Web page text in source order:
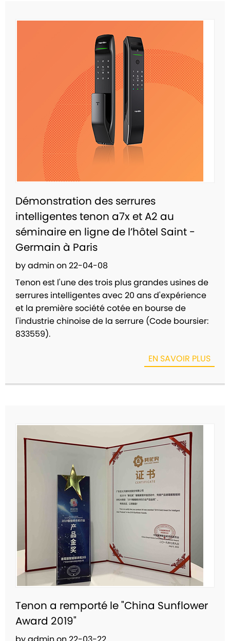
Démonstration des serrures
intelligentes tenon a7x et A2 au
séminaire en ligne de l’hôtel Saint -
Germain à Paris
by admin on 22-04-08
Tenon est l'une des trois plus grandes usines de
serrures intelligentes avec 20 ans d'expérience
et la première société cotée en bourse de
l'industrie chinoise de la serrure (Code boursier:
833559).
EN SAVOIR PLUS
Tenon a remporté le "China Sunflower
Award 2019"